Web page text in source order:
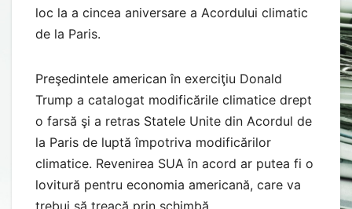
loc la a cincea aniversare a Acordului climatic
de la Paris.
Preşedintele american în exerciţiu Donald
Trump a catalogat modificările climatice drept
o farsă şi a retras Statele Unite din Acordul de
la Paris de luptă împotriva modificărilor
climatice. Revenirea SUA în acord ar putea fi o
lovitură pentru economia americană, care va
trebui să treacă prin schimbă